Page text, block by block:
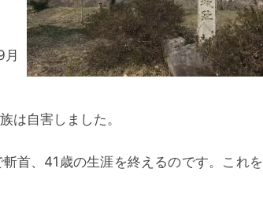
月
は自害しました。
首、41歳の生涯を終えるのです。これを